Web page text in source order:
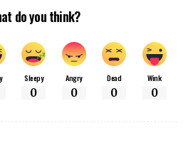
do you think?
Sleepy
0
Angry
0
Dead
0
Wink
0